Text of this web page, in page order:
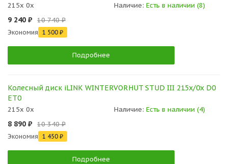
215x 0x Наличие: Есть в наличии (8)
9 240 ₽ 10 740 ₽
Экономия 1 500 ₽
Подробнее
Колесный диск iLINK WINTERVORHUT STUD III 215x/0x D0
ET0
215x 0x Наличие: Есть в наличии (4)
8 890 ₽ 10 340 ₽
Экономия 1 450 ₽
Подробнее